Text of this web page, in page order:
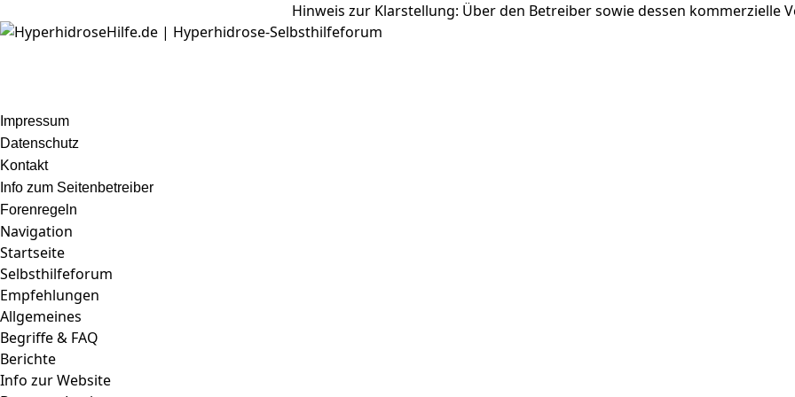
Hinweis zur Klarstellung: Über den Betreiber sowie dessen kommerzielle
Impressum
Datenschutz
Kontakt
Info zum Seitenbetreiber
Forenregeln
Navigation
Startseite
Selbsthilfeforum
Empfehlungen
Allgemeines
Begriffe & FAQ
Berichte
Info zur Website